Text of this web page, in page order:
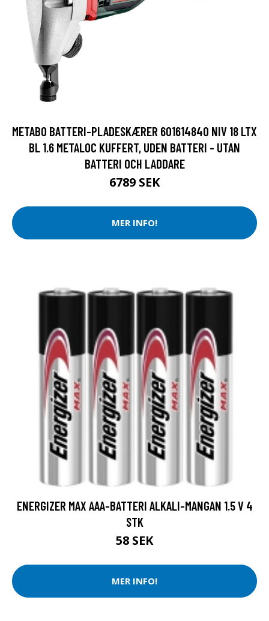
METABO BATTERI-PLADESKÆRER 601614840 NIV 18 LTX
BL 1.6 METALOC KUFFERT, UDEN BATTERI - UTAN
BATTERI OCH LADDARE
6789 SEK
MER INFO!
ENERGIZER MAX AAA-BATTERI ALKALI-MANGAN 1.5 V 4
STK
58 SEK
MER INFO!